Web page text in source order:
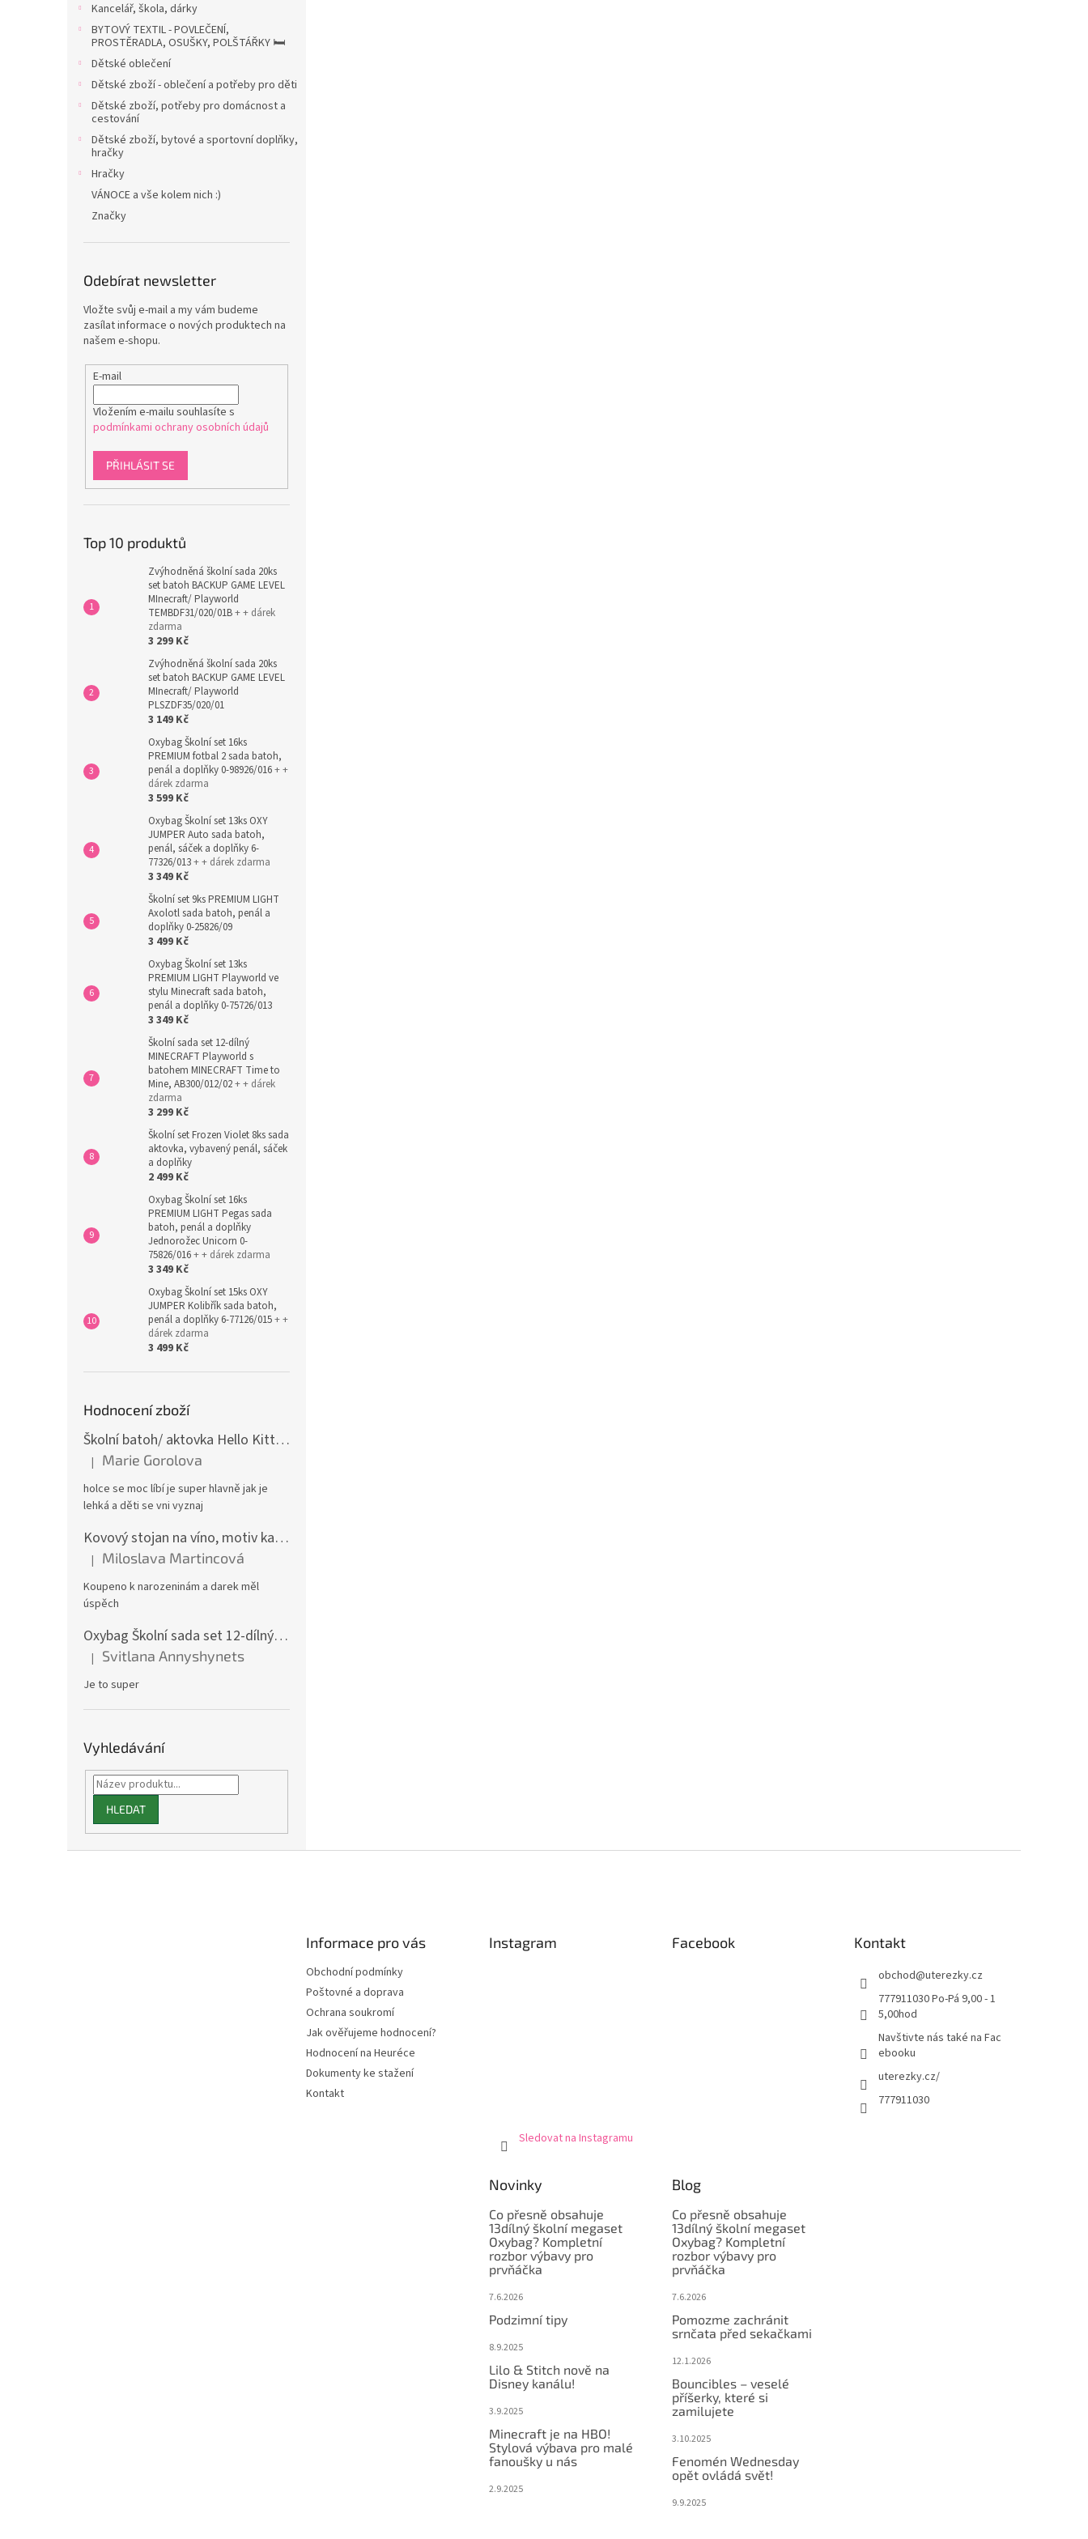
Kancelář, škola, dárky
BYTOVÝ TEXTIL - POVLEČENÍ,
PROSTĚRADLA, OSUŠKY, POLŠTÁŘKY 🛏️
Dětské oblečení
Dětské zboží - oblečení a potřeby pro děti
Dětské zboží, potřeby pro domácnost a
cestování
Dětské zboží, bytové a sportovní doplňky,
hračky
Hračky
VÁNOCE a vše kolem nich :)
Značky
Odebírat newsletter
Vložte svůj e-mail a my vám budeme
zasílat informace o nových produktech na
našem e-shopu.
E-mail
Vložením e-mailu souhlasíte s
podmínkami ochrany osobních údajů
PŘIHLÁSIT SE
Top 10 produktů
Zvýhodněná školní sada 20ks
set batoh BACKUP GAME LEVEL
MInecraft/ Playworld
TEMBDF31/020/01B+ + dárek
zdarma
3 299 Kč
Zvýhodněná školní sada 20ks
set batoh BACKUP GAME LEVEL
MInecraft/ Playworld
PLSZDF35/020/01
3 149 Kč
Oxybag Školní set 16ks
PREMIUM fotbal 2 sada batoh,
penál a doplňky 0-98926/016+ +
dárek zdarma
3 599 Kč
Oxybag Školní set 13ks OXY
JUMPER Auto sada batoh,
penál, sáček a doplňky 6-
77326/013+ + dárek zdarma
3 349 Kč
Školní set 9ks PREMIUM LIGHT
Axolotl sada batoh, penál a
doplňky 0-25826/09
3 499 Kč
Oxybag Školní set 13ks
PREMIUM LIGHT Playworld ve
stylu Minecraft sada batoh,
penál a doplňky 0-75726/013
3 349 Kč
Školní sada set 12-dílný
MINECRAFT Playworld s
batohem MINECRAFT Time to
Mine, AB300/012/02+ + dárek
zdarma
3 299 Kč
Školní set Frozen Violet 8ks sada
aktovka, vybavený penál, sáček
a doplňky
2 499 Kč
Oxybag Školní set 16ks
PREMIUM LIGHT Pegas sada
batoh, penál a doplňky
Jednorožec Unicorn 0-
75826/016+ + dárek zdarma
3 349 Kč
Oxybag Školní set 15ks OXY
JUMPER Kolibřík sada batoh,
penál a doplňky 6-77126/015+ +
dárek zdarma
3 499 Kč
Hodnocení zboží
Školní batoh/ aktovka Hello Kitty, růžová
Hodnocení produktu je 5 z 5 hvězdiček.
| Marie Gorolova
holce se moc líbí je super hlavně jak je
lehká a děti se vni vyznaj
Kovový stojan na víno, motiv kamion
Hodnocení produktu je 5 z 5 hvězdiček.
| Miloslava Martincová
Koupeno k narozeninám a darek měl
úspěch
Oxybag Školní sada set 12-dílný OXY GO Playworld ve stylu Minecraft - batoh, penál, sáček a doplňky 0-47126/012
Hodnocení produktu je 5 z 5 hvězdiček.
| Svitlana Annyshynets
Je to super
Vyhledávání
HLEDAT
Informace pro vás
Obchodní podmínky
Poštovné a doprava
Ochrana soukromí
Jak ověřujeme hodnocení?
Hodnocení na Heuréce
Dokumenty ke stažení
Kontakt
Instagram
Sledovat na Instagramu
Facebook Kontakt
obchod@uterezky.cz
777911030 Po-Pá 9,00 - 1
5,00hod
Navštivte nás také na Fac
ebooku
uterezky.cz/
777911030
Novinky
Co přesně obsahuje
13dílný školní megaset
Oxybag? Kompletní
rozbor výbavy pro
prvňáčka
7.6.2026
Podzimní tipy
8.9.2025
Lilo & Stitch nově na
Disney kanálu!
3.9.2025
Minecraft je na HBO!
Stylová výbava pro malé
fanoušky u nás
2.9.2025
Blog
Co přesně obsahuje
13dílný školní megaset
Oxybag? Kompletní
rozbor výbavy pro
prvňáčka
7.6.2026
Pomozme zachránit
srnčata před sekačkami
12.1.2026
Bouncibles – veselé
příšerky, které si
zamilujete
3.10.2025
Fenomén Wednesday
opět ovládá svět!
9.9.2025